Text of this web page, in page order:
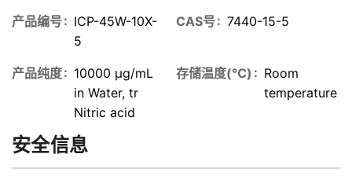
产品编号
ICP-45W-10X-
5
CAS号 7440-15-5
产品纯度
10000 µg/mL
in Water, tr
Nitric acid
存储温度(℃)
Room
temperature
安全信息